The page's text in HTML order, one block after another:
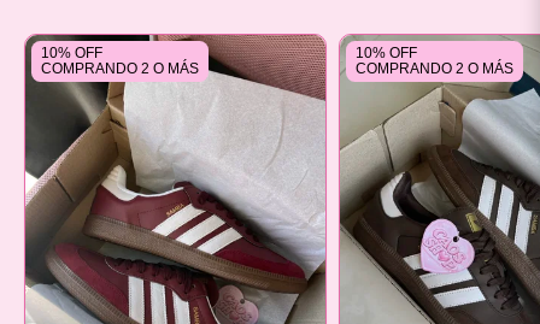
10% OFF
COMPRANDO 2 O MÁS
10% OFF
COMPRANDO 2 O MÁS